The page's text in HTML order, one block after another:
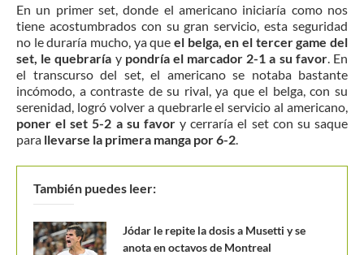
En un primer set, donde el americano iniciaría como nos
tiene acostumbrados con su gran servicio, esta seguridad
no le duraría mucho, ya que el belga, en el tercer game del
set, le quebraría y pondría el marcador 2-1 a su favor. En
el transcurso del set, el americano se notaba bastante
incómodo, a contraste de su rival, ya que el belga, con su
serenidad, logró volver a quebrarle el servicio al americano,
poner el set 5-2 a su favory cerraría el set con su saque
para llevarse la primera manga por 6-2
También puedes leer:
Jódar le repite la dosis a Musetti y se
anota en octavos de Montreal